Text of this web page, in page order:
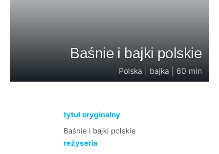
Baśnie i bajki polskie
Polska | bajka | 60 min
tytuł oryginalny
Baśnie i bajki polskie
reżyseria